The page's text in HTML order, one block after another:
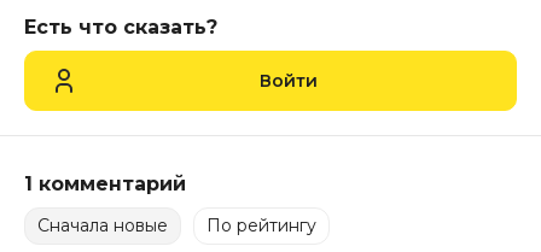
Есть что сказать?
Войти
1 комментарий
Сначала новые По рейтингу